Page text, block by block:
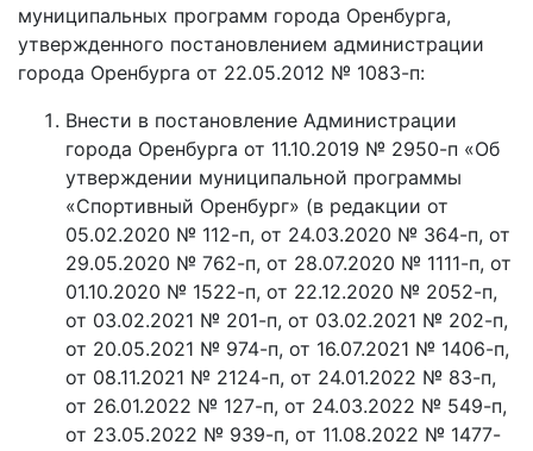
муниципальных программ города Оренбурга,
утвержденного постановлением администрации
города Оренбурга от 22.05.2012 № 1083-п:
Внести в постановление Администрации
города Оренбурга от 11.10.2019 № 2950-п «Об
утверждении муниципальной программы
«Спортивный Оренбург» (в редакции от
05.02.2020 № 112-п, от 24.03.2020 № 364-п, от
29.05.2020 № 762-п, от 28.07.2020 № 1111-п, от
01.10.2020 № 1522-п, от 22.12.2020 № 2052-п,
от 03.02.2021 № 201-п, от 03.02.2021 № 202-п,
от 20.05.2021 № 974-п, от 16.07.2021 № 1406-п,
от 08.11.2021 № 2124-п, от 24.01.2022 № 83-п,
от 26.01.2022 № 127-п, от 24.03.2022 № 549-п,
от 23.05.2022 № 939-п, от 11.08.2022 № 1477-